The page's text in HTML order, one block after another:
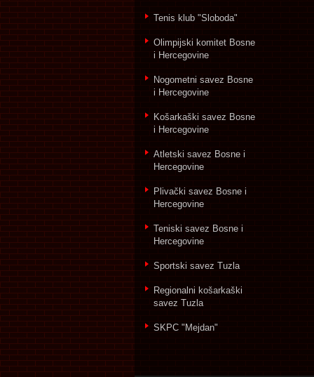
Tenis klub "Sloboda"
Olimpijski komitet Bosne
i Hercegovine
Nogometni savez Bosne
i Hercegovine
Košarkaški savez Bosne
i Hercegovine
Atletski savez Bosne i
Hercegovine
Plivački savez Bosne i
Hercegovine
Teniski savez Bosne i
Hercegovine
Sportski savez Tuzla
Regionalni košarkaški
savez Tuzla
SKPC "Mejdan"